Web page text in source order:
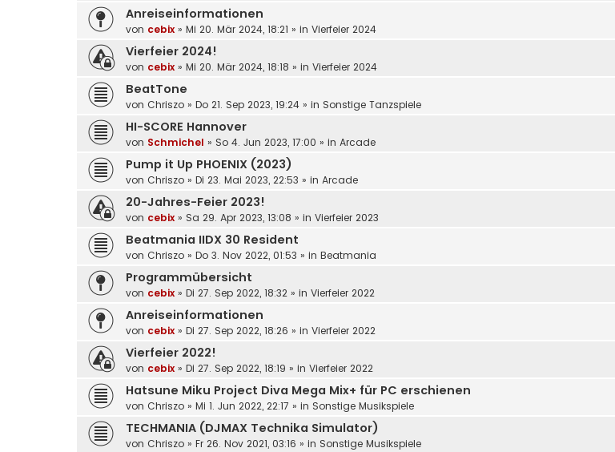
Anreiseinformationen
von cebix » Mi 20. Mär 2024, 18:21 » in Vierfeier 2024
Vierfeier 2024!
von cebix » Mi 20. Mär 2024, 18:18 » in Vierfeier 2024
BeatTone
von Chriszo » Do 21. Sep 2023, 19:24 » in Sonstige Tanzspiele
HI-SCORE Hannover
von Schmichel » So 4. Jun 2023, 17:00 » in Arcade
Pump it Up PHOENIX (2023)
von Chriszo » Di 23. Mai 2023, 22:53 » in Arcade
20-Jahres-Feier 2023!
von cebix » Sa 29. Apr 2023, 13:08 » in Vierfeier 2023
Beatmania IIDX 30 Resident
von Chriszo » Do 3. Nov 2022, 01:53 » in Beatmania
Programmübersicht
von cebix » Di 27. Sep 2022, 18:32 » in Vierfeier 2022
Anreiseinformationen
von cebix » Di 27. Sep 2022, 18:26 » in Vierfeier 2022
Vierfeier 2022!
von cebix » Di 27. Sep 2022, 18:19 » in Vierfeier 2022
Hatsune Miku Project Diva Mega Mix+ für PC erschienen
von Chriszo » Mi 1. Jun 2022, 22:17 » in Sonstige Musikspiele
TECHMANIA (DJMAX Technika Simulator)
von Chriszo » Fr 26. Nov 2021, 03:16 » in Sonstige Musikspiele